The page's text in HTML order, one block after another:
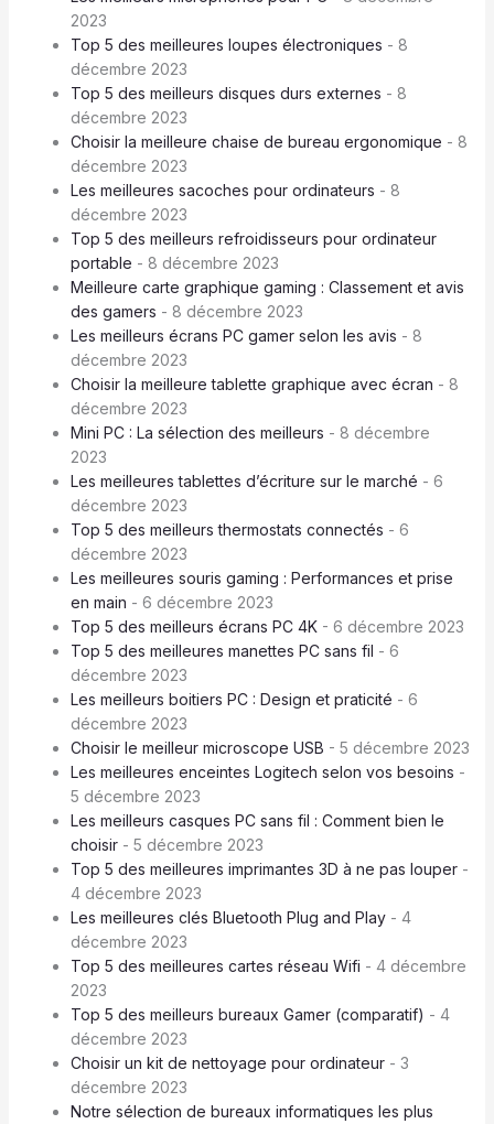
2023
Top 5 des meilleures loupes électroniques - 8
décembre 2023
Top 5 des meilleurs disques durs externes - 8
décembre 2023
Choisir la meilleure chaise de bureau ergonomique - 8
décembre 2023
Les meilleures sacoches pour ordinateurs - 8
décembre 2023
Top 5 des meilleurs refroidisseurs pour ordinateur
portable - 8 décembre 2023
Meilleure carte graphique gaming : Classement et avis
des gamers - 8 décembre 2023
Les meilleurs écrans PC gamer selon les avis - 8
décembre 2023
Choisir la meilleure tablette graphique avec écran - 8
décembre 2023
Mini PC : La sélection des meilleurs - 8 décembre
2023
Les meilleures tablettes d’écriture sur le marché - 6
décembre 2023
Top 5 des meilleurs thermostats connectés - 6
décembre 2023
Les meilleures souris gaming : Performances et prise
en main - 6 décembre 2023
Top 5 des meilleurs écrans PC 4K- 6 décembre 2023
Top 5 des meilleures manettes PC sans fil - 6
décembre 2023
Les meilleurs boitiers PC : Design et praticité - 6
décembre 2023
Choisir le meilleur microscope USB - 5 décembre 2023
Les meilleures enceintes Logitech selon vos besoins -
5 décembre 2023
Les meilleurs casques PC sans fil : Comment bien le
choisir- 5 décembre 2023
Top 5 des meilleures imprimantes 3D à ne pas louper-
4 décembre 2023
Les meilleures clés Bluetooth Plug and Play- 4
décembre 2023
Top 5 des meilleures cartes réseau Wifi - 4 décembre
2023
Top 5 des meilleurs bureaux Gamer (comparatif) - 4
décembre 2023
Choisir un kit de nettoyage pour ordinateur- 3
décembre 2023
Notre sélection de bureaux informatiques les plus